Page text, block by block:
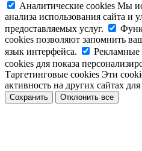
Аналитические cookies Мы
анализа использования сайта и
предоставляемых услуг.
cookies позволяют запомнить
язык интерфейса.
Рекламные
cookies для показа
Таргетинговые cookies Эти
активность на других сайтах
Сохранить Отклонить все